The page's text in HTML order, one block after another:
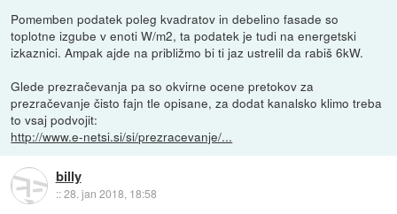
Pomemben podatek poleg kvadratov in debelino fasade so
toplotne izgube v enoti W/m2, ta podatek je tudi na energetski
izkaznici. Ampak ajde na približmo bi ti jaz ustrelil da rabiš 6kW.
Glede prezračevanja pa so okvirne ocene pretokov za
prezračevanje čisto fajn tle opisane, za dodat kanalsko klimo treba
to vsaj podvojit:
http://www.e-netsi.si/si/prezracevanje/...
billy
::28. jan 2018, 18:58